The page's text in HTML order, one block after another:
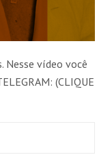
Nesse vídeo você
(CLIQUE